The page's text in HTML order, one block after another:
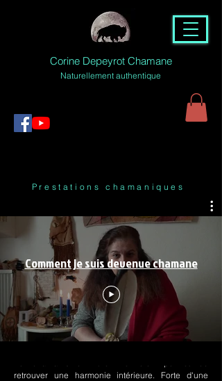
Corine Depeyrot Chamane
Naturellement authentique
Prestations chamaniques
Comment je suis devenue chamane
retrouver une harmonie intérieure. Forte d'une